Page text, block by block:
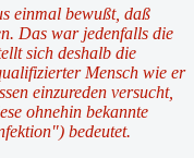
einmal bewußt, daß
Das war jedenfalls die
sich deshalb die
Mensch wie er
einzureden versucht,
ohnehin bekannte
bedeutet.